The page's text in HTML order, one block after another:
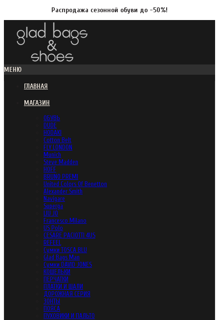
Распродажа сезонной обуви до -50%!
МЕНЮ
ГЛАВНАЯ
МАГАЗИН
ОБУВЬ
DUDE
HODAKI
Cotton Belt
FLY LONDON
Munich
Steve Madden
HOFF
BRUNO PREMI
United Colors Of Benetton
Alexander Smith
Navigare
Superga
LIU JO
Francesco Milano
US Polo
CESARE PACIOTTI 4US
REFEEL
Сумки TOSCA BLU
Glad Bags Man
Сумки DAVID JONES
КОШЕЛЬКИ
ПЕРЧАТКИ
ПЛАТКИ И ШАЛИ
ДОРОЖНАЯ СЕРИЯ
ЗОНТЫ
ПОЯСА
ПУХОВИКИ И ПАЛЬТО